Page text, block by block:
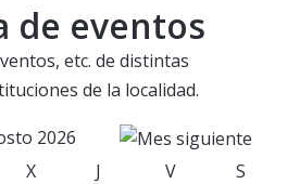
de eventos
etc. de distintas
de la localidad.
2026
X J V
S